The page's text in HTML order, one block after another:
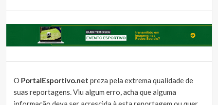
O PortalEsportivo.net preza pela extrema qualidade de
suas reportagens. Viu algum erro, acha que alguma